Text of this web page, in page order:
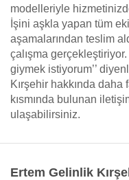
modelleriyle
İşini aşkla yapan tüm
aşamalarından teslim
çalışma
giymek istiyorum’’
Kırşehir hakkında
kısmında bulunan
ulaşabilirsiniz.
Ertem Gelinlik